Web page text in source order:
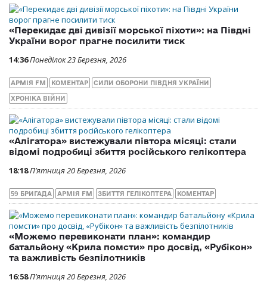
«Перекидає дві дивізії морської піхоти»: на Півдні
України ворог прагне посилити тиск
14:36Понеділок 23 Березня, 2026
АРМІЯ FM КОМЕНТАР СИЛИ ОБОРОНИ ПІВДНЯ УКРАЇНИ
ХРОНІКА ВІЙНИ
«Алігатора» вистежували півтора місяці: стали
відомі подробиці збиття російського гелікоптера
18:18П’ятниця 20 Березня, 2026
59 БРИГАДА АРМІЯ FM ЗБИТТЯ ГЕЛІКОПТЕРА КОМЕНТАР
«Можемо перевиконати план»: командир
батальйону «Крила помсти» про досвід, «Рубікон»
та важливість безпілотників
16:58П’ятниця 20 Березня, 2026